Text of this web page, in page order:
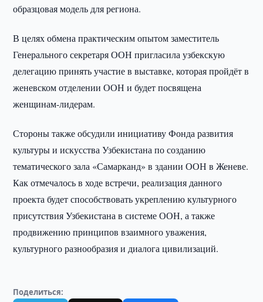
образцовая модель для региона.
В целях обмена практическим опытом заместитель
Генерального секретаря ООН пригласила узбекскую
делегацию принять участие в выставке, которая пройдёт в
женевском отделении ООН и будет посвящена
женщинам-лидерам.
Стороны также обсудили инициативу Фонда развития
культуры и искусства Узбекистана по созданию
тематического зала «Самарканд» в здании ООН в Женеве.
Как отмечалось в ходе встречи, реализация данного
проекта будет способствовать укреплению культурного
присутствия Узбекистана в системе ООН, а также
продвижению принципов взаимного уважения,
культурного разнообразия и диалога цивилизаций.
Поделиться: